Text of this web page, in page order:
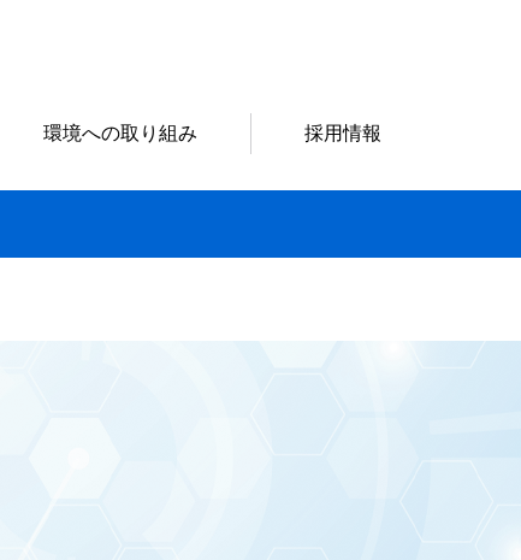
環境への取り組み 採用情報